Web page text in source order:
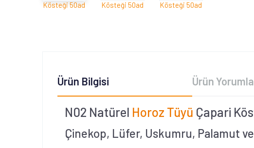
Ürün Bilgisi
N02 Natürel Horoz Tüyü Çapari
Çinekop, Lüfer, Uskumru, Palamut
Ürün